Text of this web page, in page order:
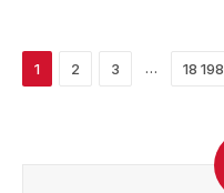
1 2 3 … 18 198